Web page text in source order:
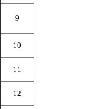
9
10
11
12